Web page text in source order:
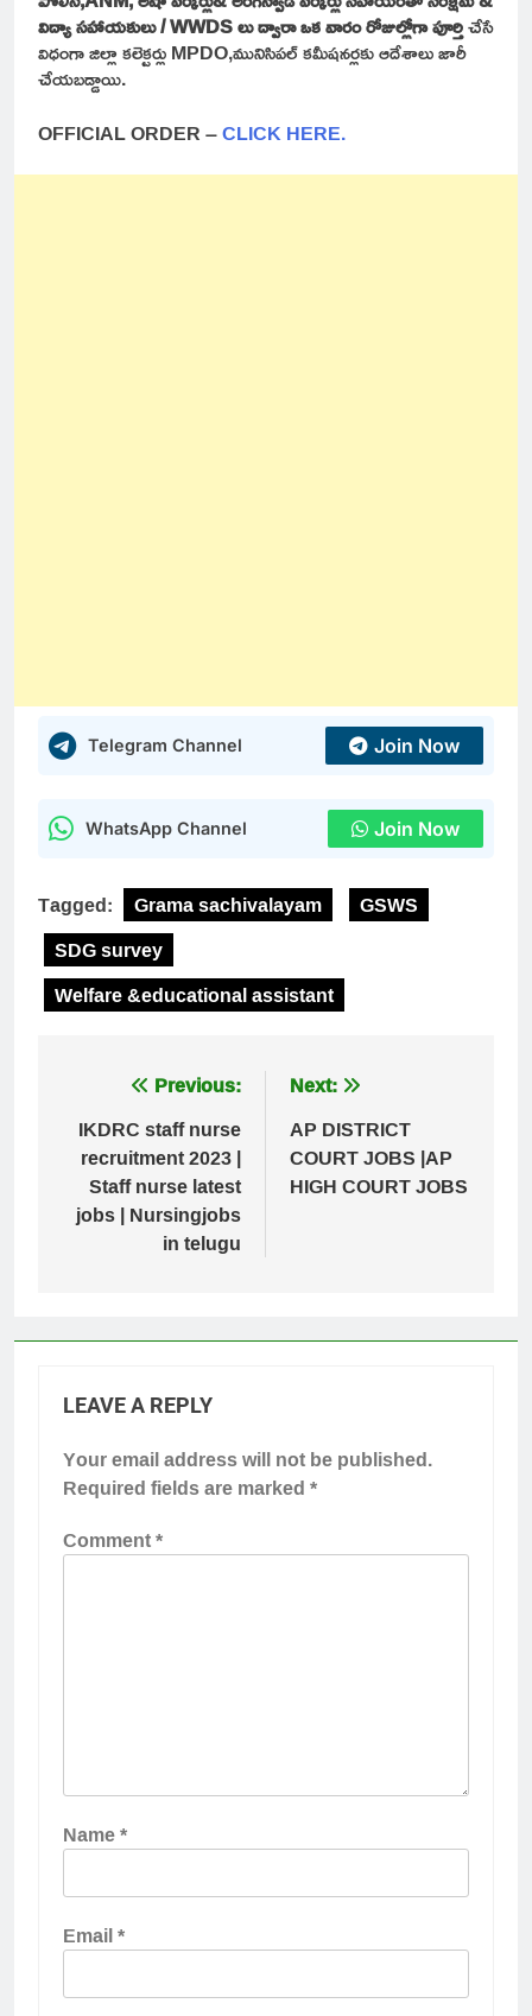
విద్యా సహాయకులు / WWDS లు ద్వారా ఒక వారం రోజుల్లోగా పూర్తిచేసే
విధంగా జిల్లా కలెక్టర్లు MPDO,మునిసిపల్ కమీషనర్లకు ఆదేశాలు జారీ
చేయబడ్డాయి.
OFFICIAL ORDER –CLICK HERE.
Telegram Channel Join Now
WhatsApp Channel Join Now
Tagged: Grama sachivalayam
GSWS
SDG survey
Welfare &educational assistant
navigation
Previous:
IKDRC staff nurse
recruitment 2023 |
Staff nurse latest
jobs | Nursingjobs
in telugu
Next:
AP DISTRICT
COURT JOBS |AP
HIGH COURT JOBS
LEAVE A REPLY
Your email address will not be published.
Required fields are marked*
Comment*
Name*
Email*